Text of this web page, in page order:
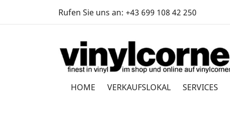
Rufen Sie uns an: +43 699 108 42 250
HOME VERKAUFSLOKAL SERVICES